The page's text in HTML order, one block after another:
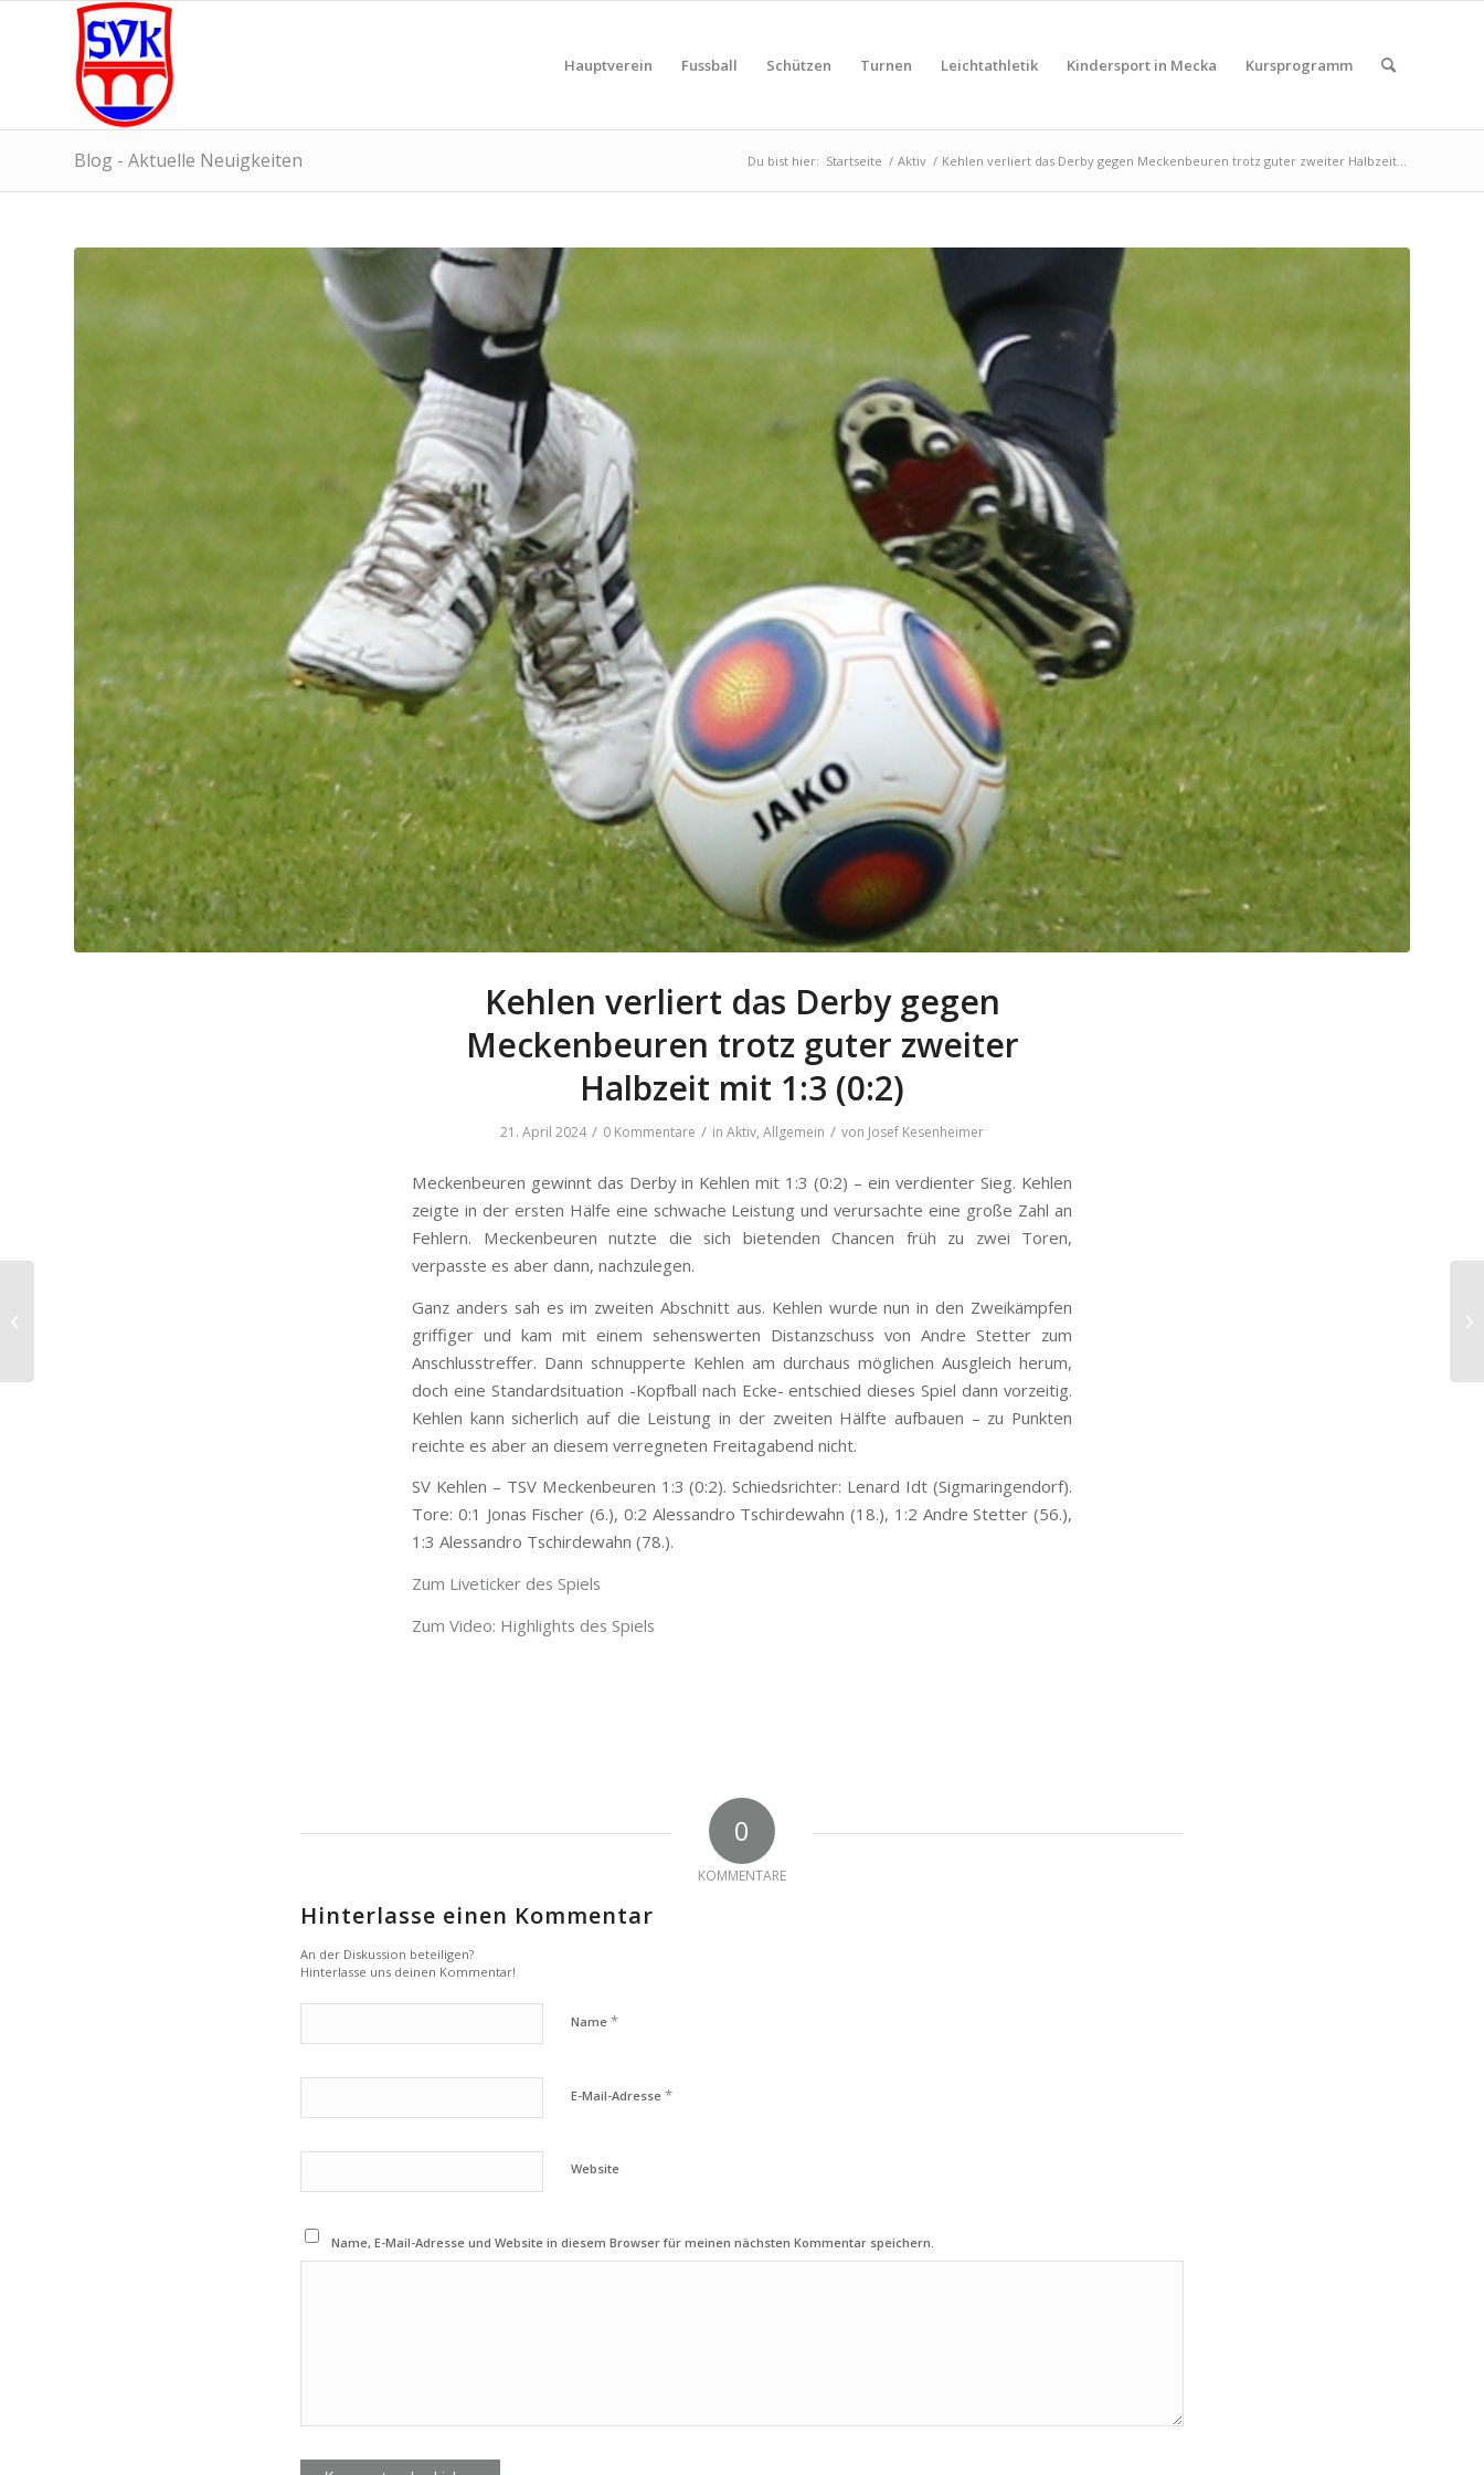
Hauptverein Fussball Schützen Turnen Leichtathletik Kindersport in Mecka Kursprogramm
Blog - Aktuelle Neuigkeiten Du bist hier: Startseite / Aktiv / Kehlen verliert das Derby gegen Meckenbeuren trotz guter zweiter Halbzeit...
Kehlen verliert das Derby gegen
Meckenbeuren trotz guter zweiter
Halbzeit mit 1:3 (0:2)
21. April 2024 / 0 Kommentare / in Aktiv, Allgemein / von Josef Kesenheimer
Meckenbeuren gewinnt das Derby in Kehlen mit 1:3 (0:2) – ein verdienter Sieg. Kehlen
zeigte in der ersten Hälfe eine schwache Leistung und verursachte eine große Zahl an
Fehlern. Meckenbeuren nutzte die sich bietenden Chancen früh zu zwei Toren,
verpasste es aber dann, nachzulegen.
Ganz anders sah es im zweiten Abschnitt aus. Kehlen wurde nun in den Zweikämpfen
griffiger und kam mit einem sehenswerten Distanzschuss von Andre Stetter zum
Anschlusstreffer. Dann schnupperte Kehlen am durchaus möglichen Ausgleich herum,
doch eine Standardsituation -Kopfball nach Ecke- entschied dieses Spiel dann vorzeitig.
Kehlen kann sicherlich auf die Leistung in der zweiten Hälfte aufbauen – zu Punkten
reichte es aber an diesem verregneten Freitagabend nicht.
SV Kehlen – TSV Meckenbeuren 1:3 (0:2). Schiedsrichter: Lenard Idt (Sigmaringendorf).
Tore: 0:1 Jonas Fischer (6.), 0:2 Alessandro Tschirdewahn (18.), 1:2 Andre Stetter (56.),
1:3 Alessandro Tschirdewahn (78.).
Zum Liveticker des Spiels
Zum Video: Highlights des Spiels
0
KOMMENTARE
Hinterlasse einen Kommentar
An der Diskussion beteiligen?
Hinterlasse uns deinen Kommentar!
Name *
E-Mail-Adresse *
Website
Name, E-Mail-Adresse und Website in diesem Browser für meinen nächsten Kommentar speichern.